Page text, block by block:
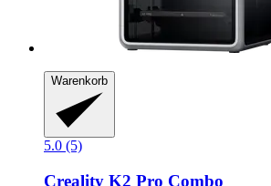
Warenkorb
5.0 (5)
Creality K2 Pro Combo